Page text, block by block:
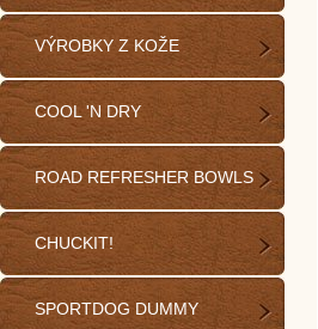
VÝROBKY Z KOŽE
COOL 'N DRY
ROAD REFRESHER BOWLS
CHUCKIT!
SPORTDOG DUMMY